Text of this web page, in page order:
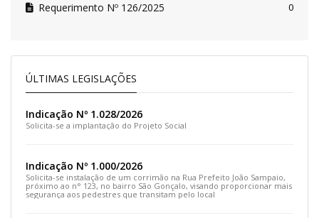
Requerimento Nº 126/2025 0
ÚLTIMAS LEGISLAÇÕES
Indicação Nº 1.028/2026
Solicita-se a implantação do Projeto Social
Indicação Nº 1.000/2026
Solicita-se instalação de um corrimão na Rua Prefeito João Sampaio,
próximo ao n° 123, no bairro São Gonçalo, visando proporcionar mais
segurança aos pedestres que transitam pelo local